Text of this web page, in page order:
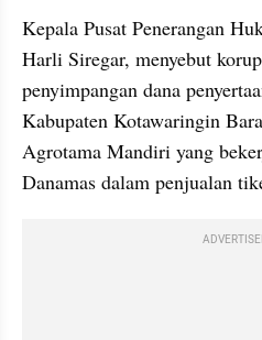
Kepala Pusat Penerangan
Harli Siregar, menyebut
penyimpangan dana
Kabupaten Kotawaringin
Agrotama Mandiri yang
Danamas dalam penjualan